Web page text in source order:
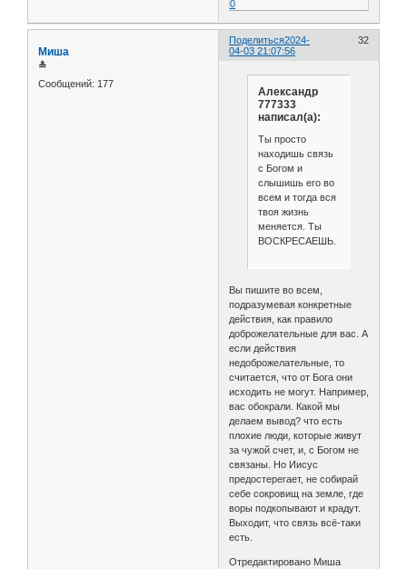
0
Поделиться 32
2024-
04-03 21:07:56
Миша
≛
Сообщений: 177
Александр
777333
написал(а):
Ты просто
находишь связь
с Богом и
слышишь его во
всем и тогда вся
твоя жизнь
меняется. Ты
ВОСКРЕСАЕШЬ.
Вы пишите во всем,
подразумевая конкретные
действия, как правило
доброжелательные для вас. А
если действия
недоброжелательные, то
считается, что от Бога они
исходить не могут. Например,
вас обокрали. Какой мы
делаем вывод? что есть
плохие люди, которые живут
за чужой счет, и, с Богом не
связаны. Но Иисус
предостерегает, не собирай
себе сокровищ на земле, где
воры подкопывают и крадут.
Выходит, что связь всё-таки
есть.
Отредактировано Миша